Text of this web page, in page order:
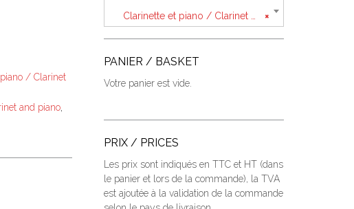
/ Clarinet
and piano,
×
Clarinette et piano / Clarinet and piano
PANIER / BASKET
Votre panier est vide.
PRIX / PRICES
Les prix sont indiqués en TTC et HT (dans
le panier et lors de la commande), la TVA
est ajoutée à la validation de la commande